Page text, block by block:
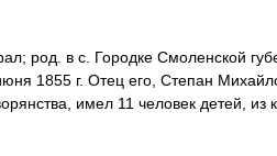
род. в с. Городке Смоленской
1855 г. Отец его, Степан
имел 11 человек детей, из